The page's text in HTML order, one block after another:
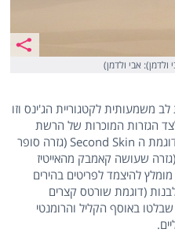
אבי ולדמן)
משמעותית לקטגוריית הג'ינס וזו
הגזרות המוכרות של הרשת
מככבים העונה מספר דגמים חדשים דוגמת ה Second Skin (גזרה סופר
סקינית מבד אלסטי) וה Mom Jeans(גזרה שעושה קאמבק מהאייטיז
להיצמד לפריטים בהירים
(דוגמת שורטס קצרים
שבלטו באוסף הקליל והרומנטי